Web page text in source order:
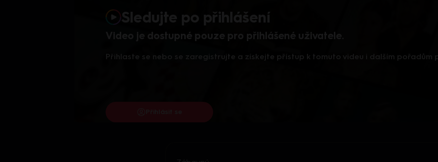
Video je dostupné pouze pro přihlášené uživatele.
Sledujte po přihlášení
Přihlaste se nebo se zaregistrujte a získejte přístup k tomuto videu i dalším pořadům